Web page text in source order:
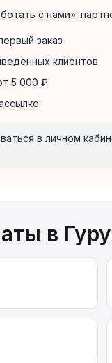
с нами»:
заказ
клиентов
5 000 ₽
в личном
в